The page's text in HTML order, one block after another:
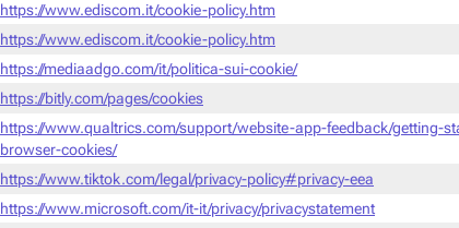
https://www.ediscom.it/cookie-policy.htm
https://www.ediscom.it/cookie-policy.htm
https://mediaadgo.com/it/politica-sui-cookie/
https://bitly.com/pages/cookies
https://www.qualtrics.com/support/website-app-feedback/getting-
browser-cookies/
https://www.tiktok.com/legal/privacy-policy#privacy-eea
https://www.microsoft.com/it-it/privacy/privacystatement